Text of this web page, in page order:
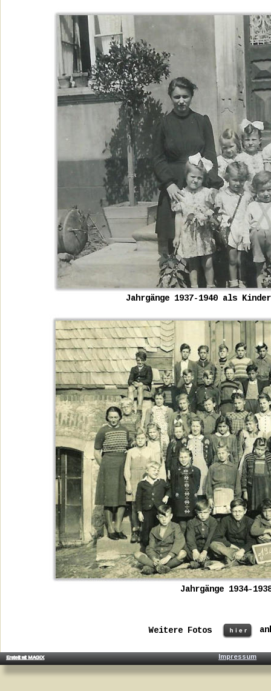
Erstellt mit MAGIX Impressum
Jahrgänge 1937-1940 als
Jahrgänge 1934-
Weitere Fotos